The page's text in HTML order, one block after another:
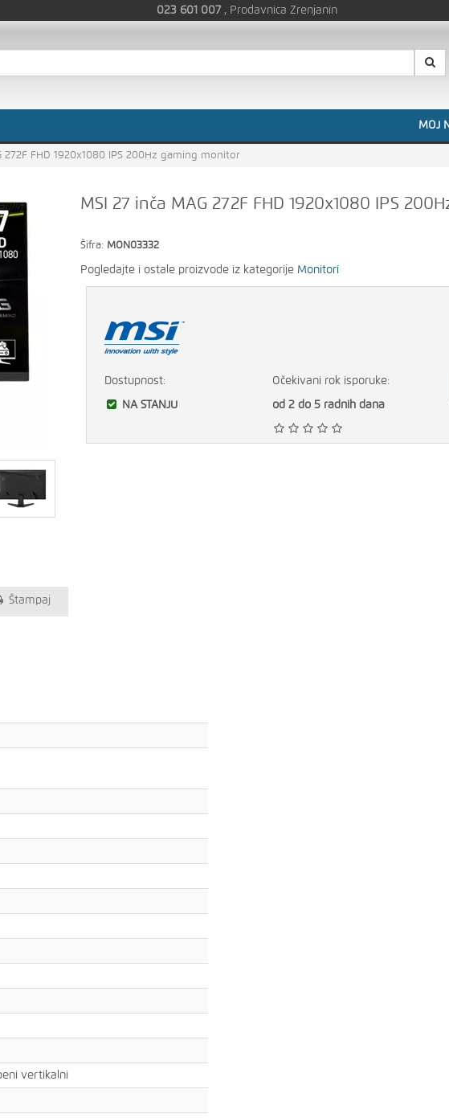
023 601 007 , Prodavnica Zrenjanin
MOJ
272F FHD 1920x1080 IPS 200Hz gaming monitor
Štampaj
MSI 27 inča MAG 272F FHD 1920x1080 IPS
Šifra: MON03332
Pogledajte i ostale proizvode iz kategorije Monitori
Dostupnost:
NA STANJU
Očekivani rok isporuke:
od 2 do 5 radnih dana
vertikalni